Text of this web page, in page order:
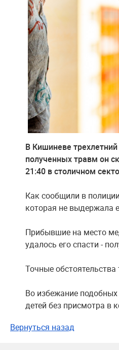
В Кишиневе
полученных травм он
21:40 в столичном
Как сообщили в
которая не выдержала
Прибывшие на место
удалось его спасти -
Точные
Во избежание подобных
детей без присмотра в
Вернуться назад